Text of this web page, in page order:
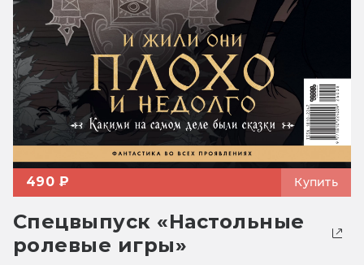
490 ₽ Купить
Спецвыпуск «Настольные
ролевые игры»